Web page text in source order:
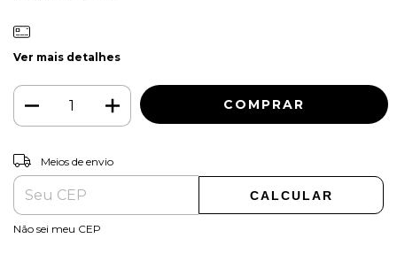
Ver mais detalhes
Entregas para o CEP:
Meios de envio
CALCULAR
Não sei meu CEP